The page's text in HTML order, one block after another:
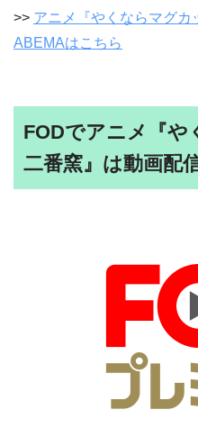
>> アニメ『やくならマグカ
ABEMAはこちら
FODでアニメ『や
二番窯』は動画配